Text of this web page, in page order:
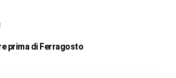
prima di Ferragosto